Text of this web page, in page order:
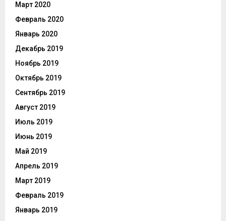
Март 2020
Февраль 2020
Январь 2020
Декабрь 2019
Ноябрь 2019
Октябрь 2019
Сентябрь 2019
Август 2019
Июль 2019
Июнь 2019
Май 2019
Апрель 2019
Март 2019
Февраль 2019
Январь 2019